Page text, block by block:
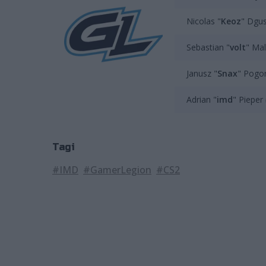
Nicolas "⁠Keoz⁠" Dgus
Sebastian "volt"
Janusz "Snax"
Adrian "imd" Pieper
Tagi
#IMD #GamerLegion #CS2